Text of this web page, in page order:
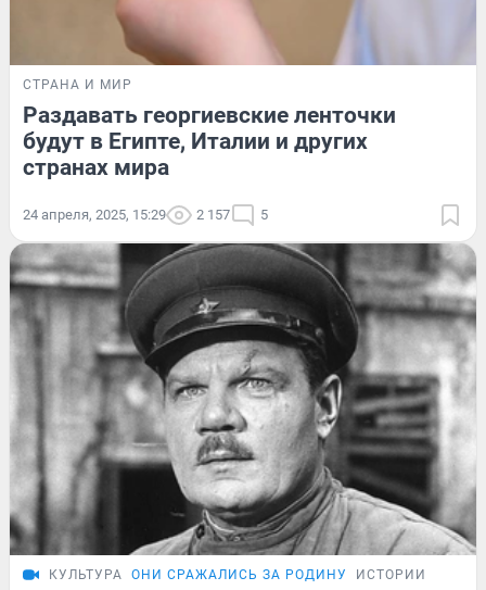
СТРАНА И МИР
Раздавать георгиевские ленточки
будут в Египте, Италии и других
странах мира
24 апреля, 2025, 15:29 2 157 5
КУЛЬТУРА ОНИ СРАЖАЛИСЬ ЗА РОДИНУ ИСТОРИИ